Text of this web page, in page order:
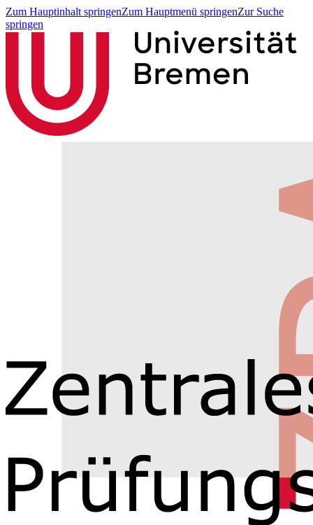
Zum Hauptinhalt springenZum Hauptmenü springenZur Suche
springen